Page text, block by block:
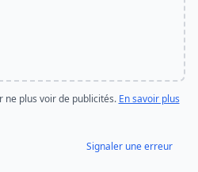
ne plus voir de publicités. En savoir plus
Signaler une erreur